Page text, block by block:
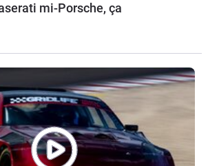
mi-Porsche, ça